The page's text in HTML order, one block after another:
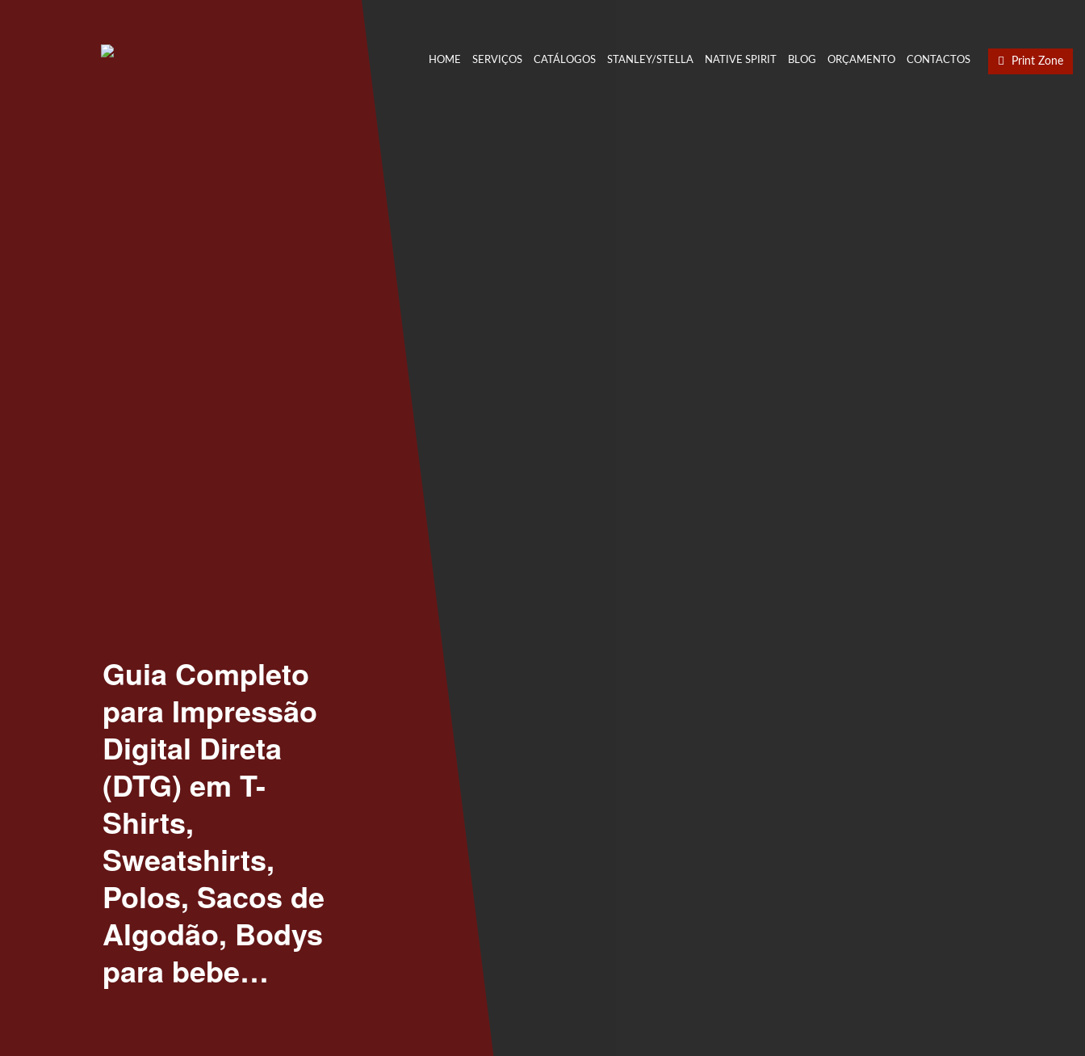
Print Zone
HOME SERVIÇOS CATÁLOGOS STANLEY/STELLA NATIVE SPIRIT BLOG ORÇAMENTO CONTACTOS
Guia Completo
para Impressão
Digital Direta
(DTG) em T-
Shirts,
Sweatshirts,
Polos, Sacos de
Algodão, Bodys
para bebe…